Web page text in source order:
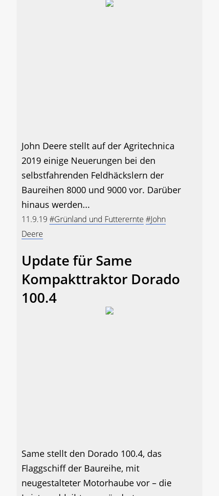
John Deere stellt auf der Agritechnica
2019 einige Neuerungen bei den
selbstfahrenden Feldhäckslern der
Baureihen 8000 und 9000 vor. Darüber
hinaus werden...
11.9.19 #Grünland und Futterernte #John
Deere
Update für Same
Kompakttraktor Dorado
100.4
Same stellt den Dorado 100.4, das
Flaggschiff der Baureihe, mit
neugestalteter Motorhaube vor – die